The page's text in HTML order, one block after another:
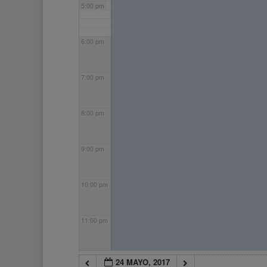
5:00 pm
6:00 pm
7:00 pm
8:00 pm
9:00 pm
10:00 pm
11:00 pm
24 MAYO, 2017